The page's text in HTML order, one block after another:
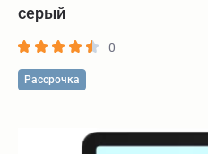
серый
0
Рассрочка